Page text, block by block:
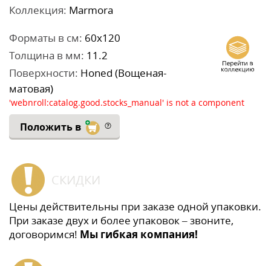
Коллекция: Marmora
Форматы в см: 60x120
Толщина в мм: 11.2
Поверхности: Honed (Вощеная-
матовая)
'webnroll:catalog.good.stocks_manual' is not a component
Положить в
СКИДКИ
Цены действительны при заказе одной упаковки.
При заказе двух и более упаковок – звоните,
договоримся! Мы гибкая компания!